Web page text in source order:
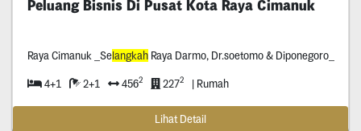
Peluang Bisnis Di Pusat Kota Raya Cimanuk
Raya Cimanuk _SelangkahRaya Darmo, Dr.soetomo & Diponegoro_
4+1 2+1 4562 2272 | Rumah
Lihat Detail